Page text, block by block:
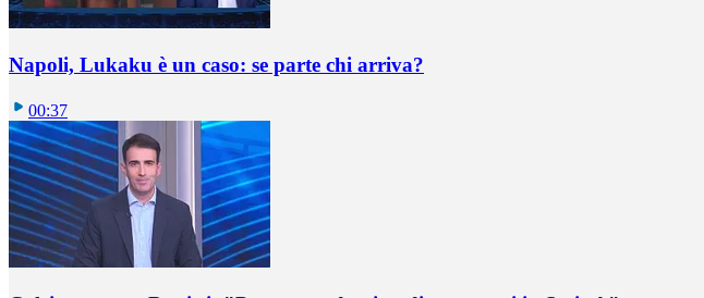
Napoli, Lukaku è un caso: se parte chi arriva?
00:37